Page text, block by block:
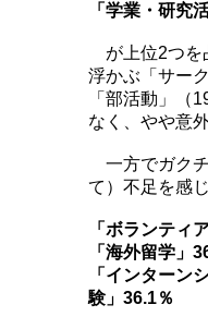
「学業・研究
が上位2つを
浮かぶ「サー
「部活動」（
なく、やや意
一方でガク
て）不足を感
「ボランティ
「海外留学」
「インターン
験」36.1％